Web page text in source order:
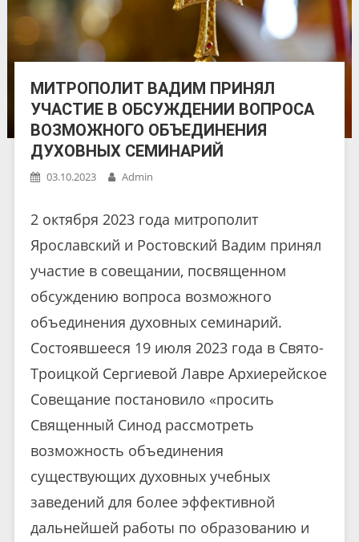
МИТРОПОЛИТ ВАДИМ ПРИНЯЛ
УЧАСТИЕ В ОБСУЖДЕНИИ ВОПРОСА
ВОЗМОЖНОГО ОБЪЕДИНЕНИЯ
ДУХОВНЫХ СЕМИНАРИЙ
03.10.2023 Admin
2 октября 2023 года митрополит
Ярославский и Ростовский Вадим принял
участие в совещании, посвященном
обсуждению вопроса возможного
объединения духовных семинарий.
Состоявшееся 19 июля 2023 года в Свято-
Троицкой Сергиевой Лавре Архиерейское
Совещание постановило «просить
Священный Синод рассмотреть
возможность объединения
существующих духовных учебных
заведений для более эффективной
дальнейшей работы по образованию и